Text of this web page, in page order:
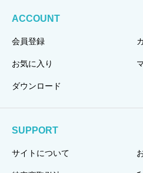
ACCOUNT
会員登録
お気に入り
ダウンロード
SUPPORT
サイトについて